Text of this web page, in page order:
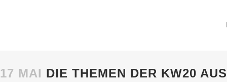
17 MAI DIE THEMEN DER KW20